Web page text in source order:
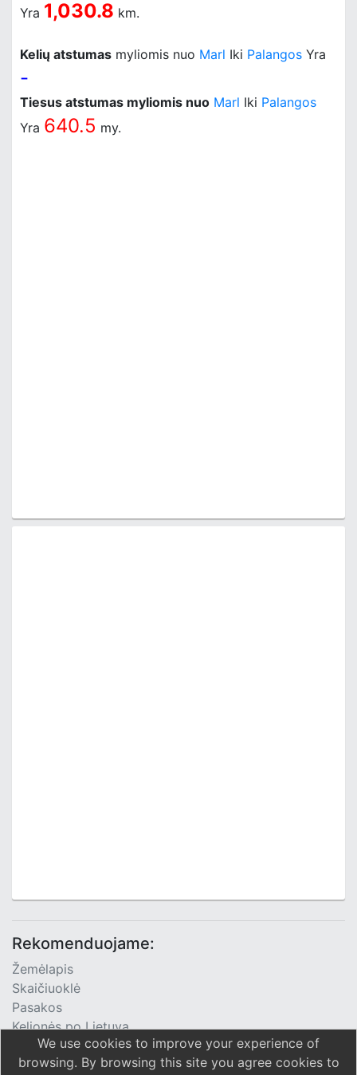
Yra 1,030.8 km.
Kelių atstumas myliomis nuo Marl Iki Palangos Yra
-
Tiesus atstumas myliomis nuo Marl Iki Palangos
Yra 640.5 my.
Rekomenduojame:
Žemėlapis
Skaičiuoklė
Pasakos
Kelionės po Lietuvą
TV Programa
We use cookies to improve your experience of
browsing. By browsing this site you agree cookies to